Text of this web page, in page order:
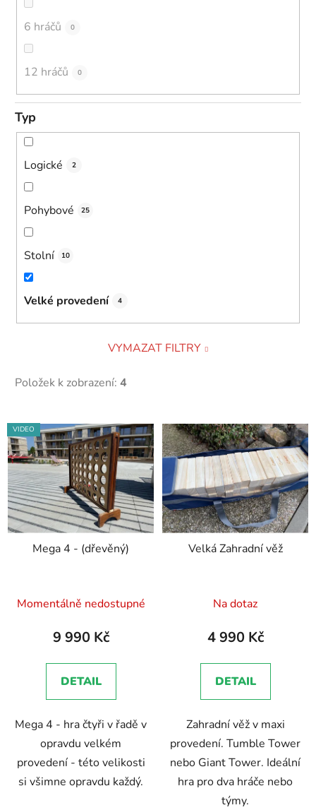
6 hráčů 0
12 hráčů 0
Typ
Logické 2
Pohybové 25
Stolní 10
Velké provedení 4
VYMAZAT FILTRY
Položek k zobrazení: 4
V
ý
p
i
s
p
r
VIDEO
Mega 4 - (dřevěný)
Momentálně nedostupné
9 990 Kč
DETAIL
Mega 4 - hra čtyři v řadě v
opravdu velkém
provedení - této velikosti
si všimne opravdu každý.
Velká Zahradní věž
hodnocení
produktu
5,0
z
hvězdiček.
Na dotaz
4 990 Kč
DETAIL
Zahradní věž v maxi
provedení. Tumble Tower
nebo Giant Tower. Ideální
hra pro dva hráče nebo
týmy.